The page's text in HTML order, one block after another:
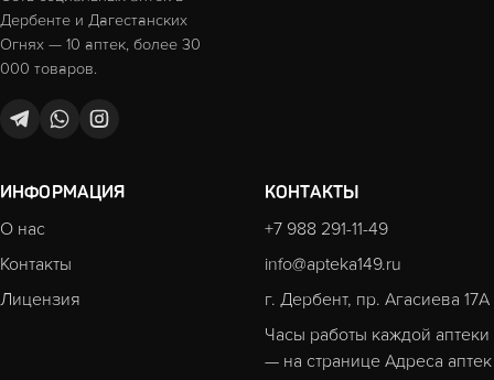
Дербенте и Дагестанских
Огнях — 10 аптек, более 30
000 товаров.
ИНФОРМАЦИЯ
О нас
Контакты
Лицензия
КОНТАКТЫ
+7 988 291-11-49
info@apteka149.ru
г. Дербент, пр. Агасиева 17А
Часы работы каждой аптеки
— на странице Адреса аптек